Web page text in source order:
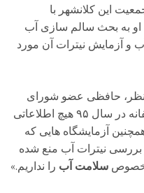
این کلانشهر با
او به بحث سالم سازی آب
و آزمایش نیترات آن مورد
نظر، حافظی عضو شورای
شهر تهران در این باره گفت: «متاسفانه در سال ۹۵ هیچ اطلاعاتی
آزمایشگاه‌ هایی که
بررسی نیترات آب منع شده‌
خصوص سلامت آب را نداریم.»